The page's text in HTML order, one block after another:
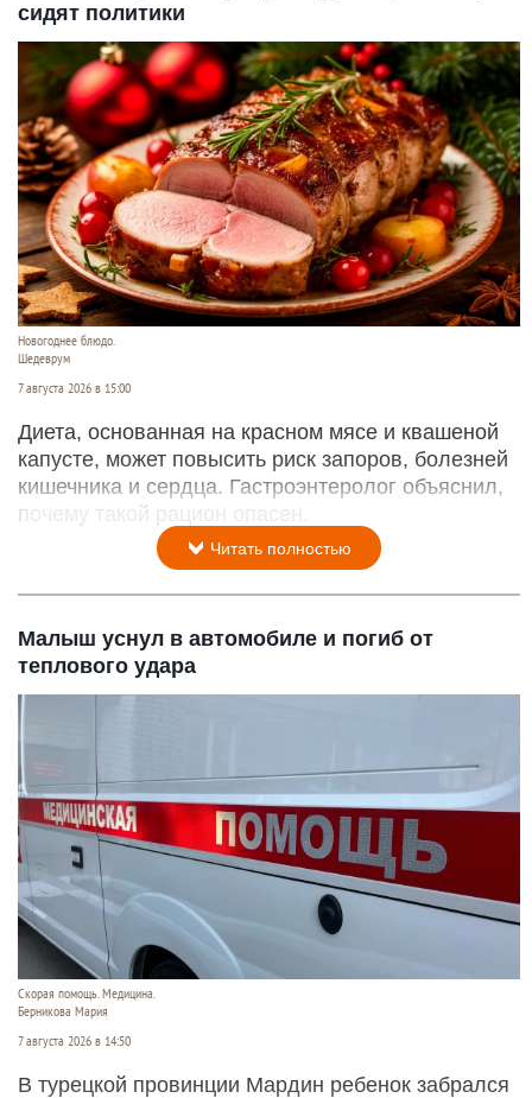
сидят политики
Новогоднее блюдо.
Шедеврум
7 августа 2026 в 15:00
Диета, основанная на красном мясе и квашеной
капусте, может повысить риск запоров, болезней
кишечника и сердца. Гастроэнтеролог объяснил,
почему такой рацион опасен.
Читать полностью
Малыш уснул в автомобиле и погиб от
теплового удара
Скорая помощь. Медицина.
Берникова Мария
7 августа 2026 в 14:50
В турецкой провинции Мардин ребенок забрался